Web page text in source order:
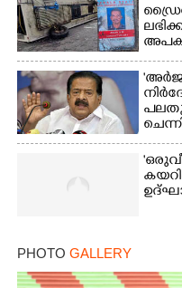
PHOTO GALLERY